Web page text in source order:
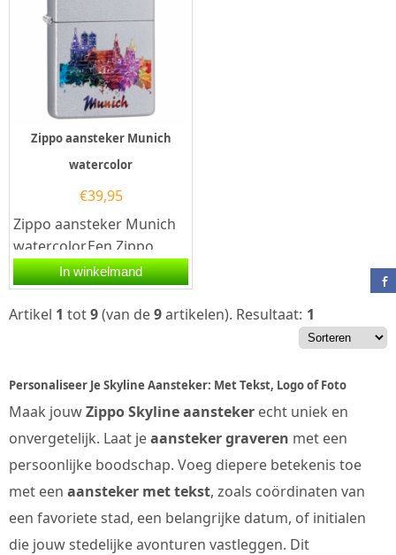
Zippo aansteker Munich
watercolor
€39,95
Zippo aansteker Munich
watercolor.Een Zippo
aansteker is een
kwalitatief
goede aansteker met de...
In winkelmand
Artikel 1 tot9(van de9artikelen). Resultaat: 1
Personaliseer Je Skyline Aansteker: Met Tekst, Logo of Foto
Maak jouwZippo Skyline aansteker echt uniek en
onvergetelijk. Laat jeaansteker graveren met een
persoonlijke boodschap. Voeg diepere betekenis toe
met een aansteker met tekst, zoals coördinaten van
een favoriete stad, een belangrijke datum, of initialen
die jouw stedelijke avonturen vastleggen. Dit